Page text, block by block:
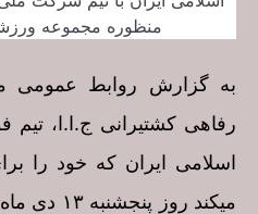
منظوره مجموعه
به گزارش روابط
رفاهی کشتیرانی ج.ا.ا، تیم
اسلامی ایران که خود را
میکند روز‌